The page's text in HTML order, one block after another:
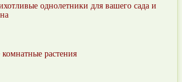
однолетники для вашего сада и
растения